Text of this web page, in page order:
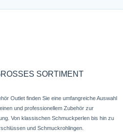
SORTIMENT
Outlet finden Sie eine umfangreiche Auswahl
und professionellem Zubehör zur
Von klassischen Schmuckperlen bis hin zu
und Schmuckrohlingen.